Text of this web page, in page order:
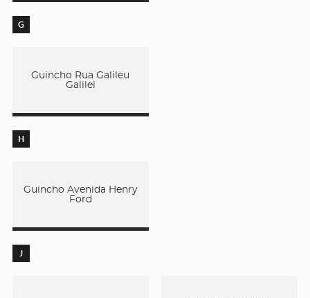
G
Guincho Rua Galileu
Galilei
H
Guincho Avenida Henry
Ford
J